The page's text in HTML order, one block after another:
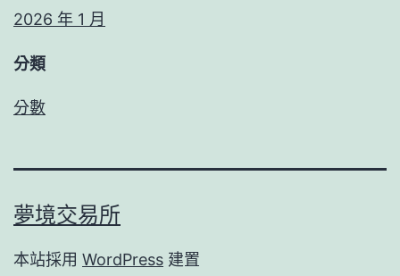
2026 年 1 月
分類
分數
夢境交易所
本站採用 WordPress 建置